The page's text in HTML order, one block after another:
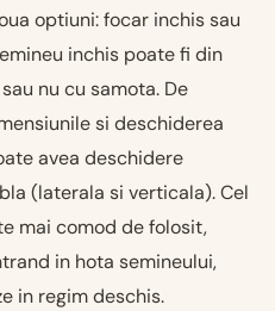
optiuni: focar inchis sau
inchis poate fi din
nu cu samota. De
si deschiderea
avea deschidere
(laterala si verticala). Cel
mai comod de folosit,
in hota semineului,
in regim deschis.